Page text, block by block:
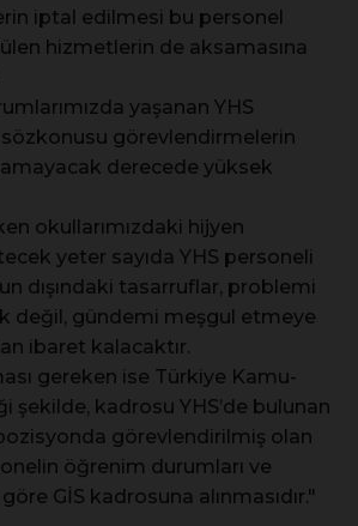
iptal edilmesi bu personel
hizmetlerin de aksamasına
yaşanan YHS
görevlendirmelerin
derecede yüksek
okullarımızdaki hijyen
yeter sayıda YHS personeli
dışındaki tasarruflar, problemi
değil, gündemi meşgul etmeye
ibaret kalacaktır.
gereken ise Türkiye Kamu-
şekilde, kadrosu YHS’de bulunan
görevlendirilmiş olan
öğrenim durumları ve
GİS kadrosuna alınmasıdır."